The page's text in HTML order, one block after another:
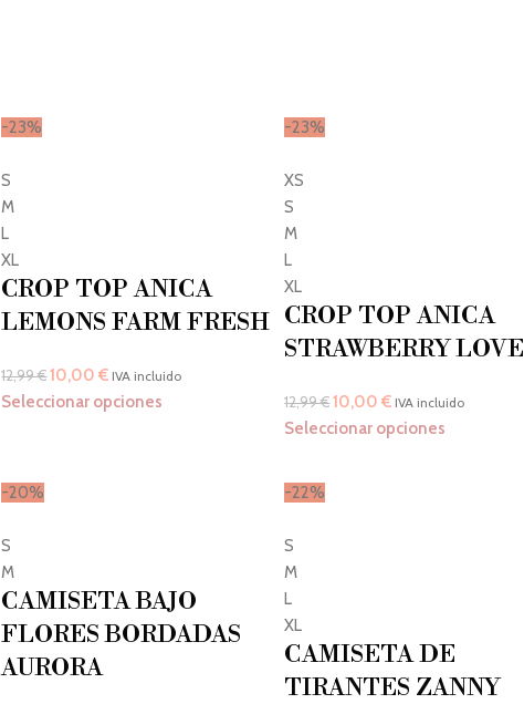
-23%
S
M
L
XL
CROP TOP ANICA
LEMONS FARM FRESH
12,99€10,00€ IVA incluido
Seleccionar opciones
-23%
XS
S
M
L
XL
CROP TOP ANICA
STRAWBERRY LOVE
12,99€ 10,00€ IVA incluido
Seleccionar opciones
-20%
S
M
CAMISETA BAJO
FLORES BORDADAS
AURORA
-22%
S
M
L
XL
CAMISETA DE
TIRANTES ZANNY